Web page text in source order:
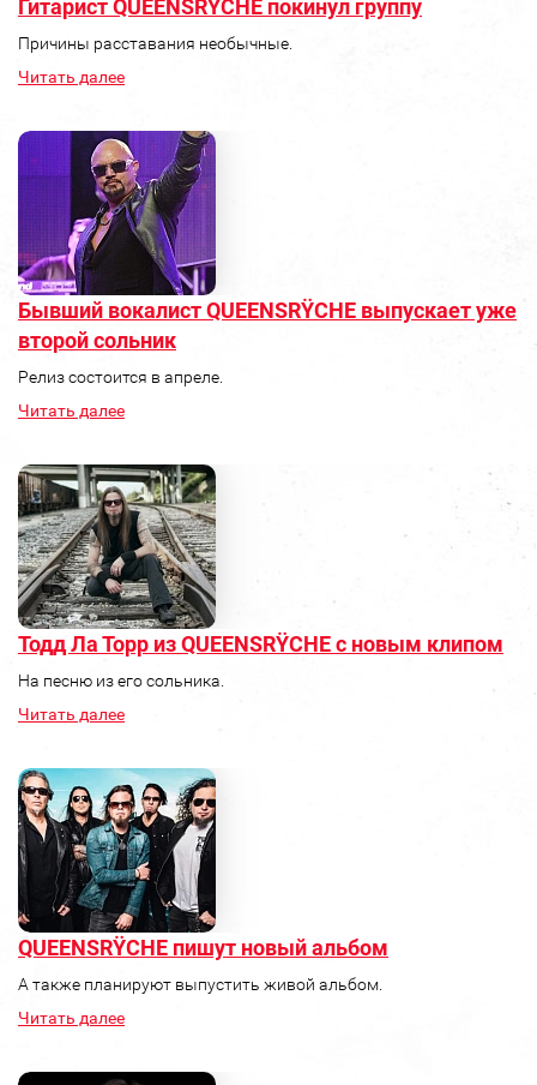
Гитарист QUEENSRŸCHE покинул группу
Причины расставания необычные.
Читать далее
Бывший вокалист QUEENSRŸCHE выпускает уже
второй сольник
Релиз состоится в апреле.
Читать далее
Тодд Ла Торр из QUEENSRŸCHE с новым клипом
На песню из его сольника.
Читать далее
QUEENSRŸCHE пишут новый альбом
А также планируют выпустить живой альбом.
Читать далее